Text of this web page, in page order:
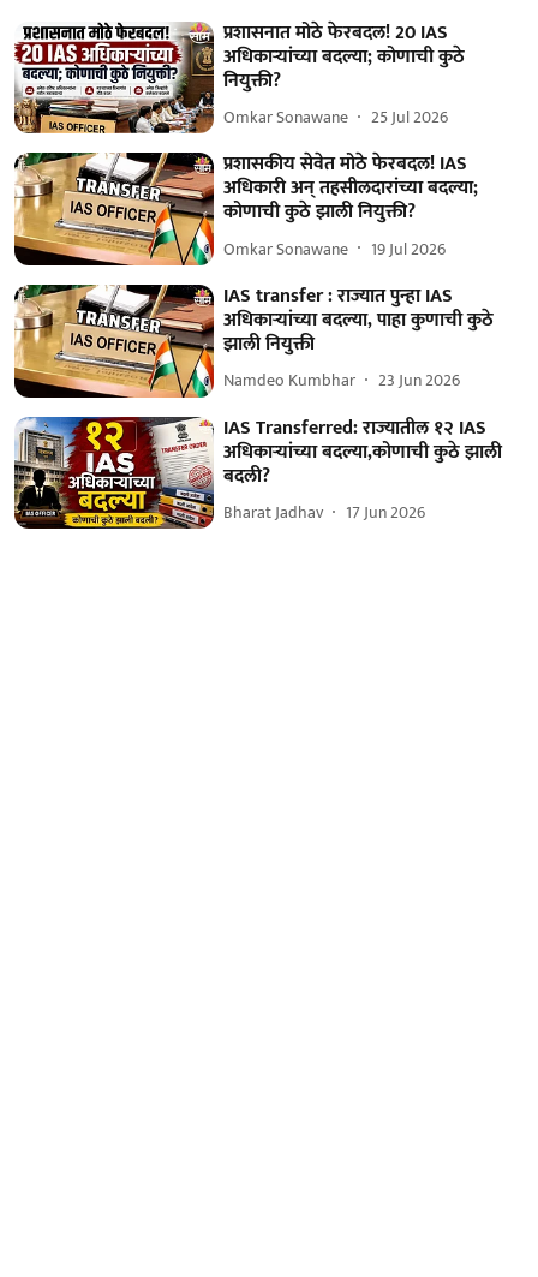
प्रशासनात मोठे फेरबदल! 20 IAS
अधिकाऱ्यांच्या बदल्या; कोणाची कुठे
नियुक्ती?
Omkar Sonawane 25 Jul 2026
प्रशासकीय सेवेत मोठे फेरबदल! IAS
अधिकारी अन् तहसीलदारांच्या बदल्या;
कोणाची कुठे झाली नियुक्ती?
Omkar Sonawane 19 Jul 2026
IAS transfer : राज्यात पुन्हा IAS
अधिकाऱ्यांच्या बदल्या, पाहा कुणाची कुठे
झाली नियुक्ती
Namdeo Kumbhar 23 Jun 2026
IAS Transferred: राज्यातील १२ IAS
अधिकाऱ्यांच्या बदल्या,कोणाची कुठे झाली
बदली?
Bharat Jadhav 17 Jun 2026